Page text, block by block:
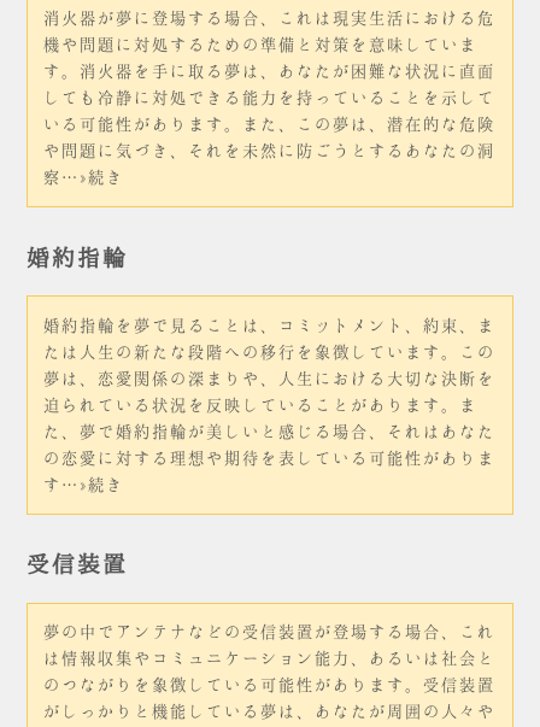
消火器が夢に登場する場合、これは現実生活における危
機や問題に対処するための準備と対策を意味していま
す。消火器を手に取る夢は、あなたが困難な状況に直面
しても冷静に対処できる能力を持っていることを示して
いる可能性があります。また、この夢は、潜在的な危険
や問題に気づき、それを未然に防ごうとするあなたの洞
察…»続き
婚約指輪
婚約指輪を夢で見ることは、コミットメント、約束、ま
たは人生の新たな段階への移行を象徴しています。この
夢は、恋愛関係の深まりや、人生における大切な決断を
迫られている状況を反映していることがあります。ま
た、夢で婚約指輪が美しいと感じる場合、それはあなた
の恋愛に対する理想や期待を表している可能性がありま
す…»続き
受信装置
夢の中でアンテナなどの受信装置が登場する場合、これ
は情報収集やコミュニケーション能力、あるいは社会と
のつながりを象徴している可能性があります。受信装置
がしっかりと機能している夢は、あなたが周囲の人々や